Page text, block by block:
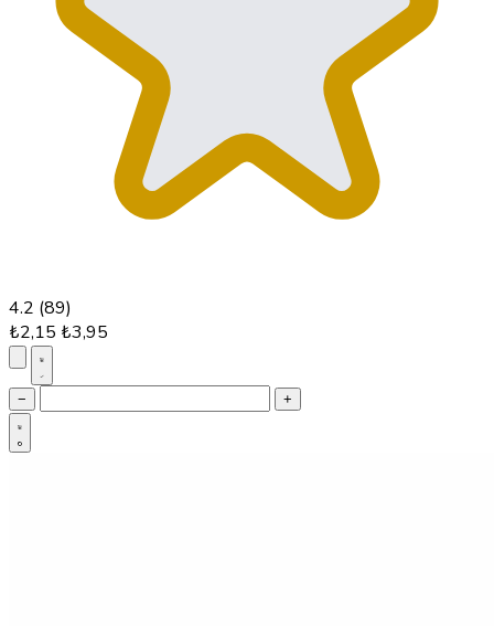
4.2 (89)
₺2,15 ₺3,95
− +